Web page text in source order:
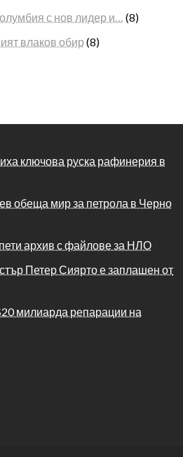
с нов лидер и…
(8)
влаков обир (8)
ключова руска рафинерия в
обеща мир за петрола в Черно
архив с файлове за НЛО
Петер Сиярто е заплашен от
милиарда репарации на